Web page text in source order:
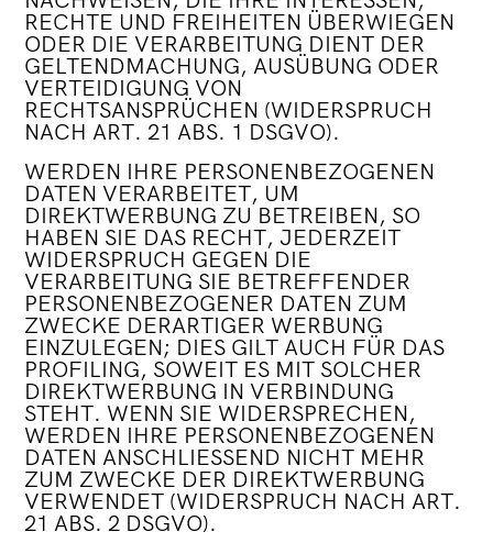
RECHTE UND FREIHEITEN ÜBERWIEGEN
ODER DIE VERARBEITUNG DIENT DER
GELTENDMACHUNG, AUSÜBUNG ODER
VERTEIDIGUNG VON
RECHTSANSPRÜCHEN (WIDERSPRUCH
NACH ART. 21 ABS. 1 DSGVO).
WERDEN IHRE PERSONENBEZOGENEN
DATEN VERARBEITET, UM
DIREKTWERBUNG ZU BETREIBEN, SO
HABEN SIE DAS RECHT, JEDERZEIT
WIDERSPRUCH GEGEN DIE
VERARBEITUNG SIE BETREFFENDER
PERSONENBEZOGENER DATEN ZUM
ZWECKE DERARTIGER WERBUNG
EINZULEGEN; DIES GILT AUCH FÜR DAS
PROFILING, SOWEIT ES MIT SOLCHER
DIREKTWERBUNG IN VERBINDUNG
STEHT. WENN SIE WIDERSPRECHEN,
WERDEN IHRE PERSONENBEZOGENEN
DATEN ANSCHLIESSEND NICHT MEHR
ZUM ZWECKE DER DIREKTWERBUNG
VERWENDET (WIDERSPRUCH NACH ART.
21 ABS. 2 DSGVO).